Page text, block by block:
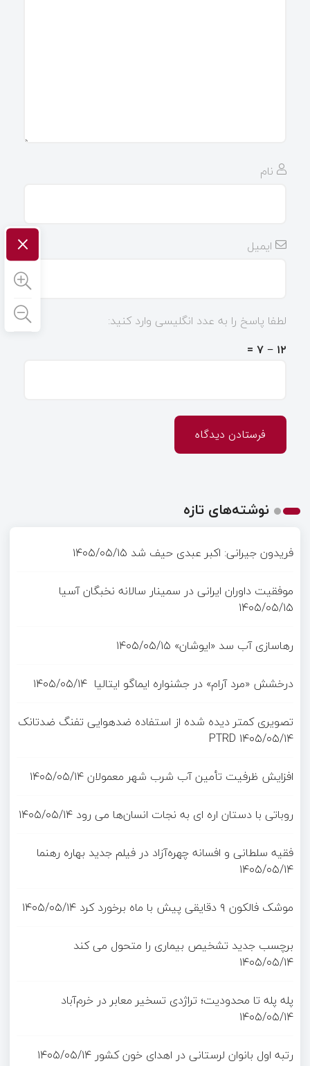
نام
ایمیل
لطفا پاسخ را به عدد انگلیسی وارد کنید:
۱۲ − ۷ =
نوشته‌های تازه
فریدون جیرانی: اکبر عبدی حیف شد ۱۴۰۵/۰۵/۱۵
موفقیت داوران ایرانی در سمینار سالانه نخبگان آسیا
۱۴۰۵/۰۵/۱۵
رهاسازی آب سد «ایوشان» ۱۴۰۵/۰۵/۱۵
درخشش «مرد آرام» در جشنواره ایماگو ایتالیا ۱۴۰۵/۰۵/۱۴
تصویری کمتر دیده شده از استفاده ضدهوایی تفنگ ضدتانک
PTRD ۱۴۰۵/۰۵/۱۴
افزایش ظرفیت تأمین آب شرب شهر معمولان۱۴۰۵/۰۵/۱۴
روباتی با دستان اره ای به نجات انسان‌ها می رود ۱۴۰۵/۰۵/۱۴
فقیه سلطانی و افسانه چهره‌آزاد در فیلم جدید بهاره رهنما
۱۴۰۵/۰۵/۱۴
موشک فالکون ۹ دقایقی پیش با ماه برخورد کرد
۱۴۰۵/۰۵/۱۴
برچسب جدید تشخیص بیماری را متحول می کند
۱۴۰۵/۰۵/۱۴
پله پله تا محدودیت؛ تراژدی تسخیر معابر در خرم‌آباد
۱۴۰۵/۰۵/۱۴
رتبه اول بانوان لرستانی در اهدای خون کشور ۱۴۰۵/۰۵/۱۴
×